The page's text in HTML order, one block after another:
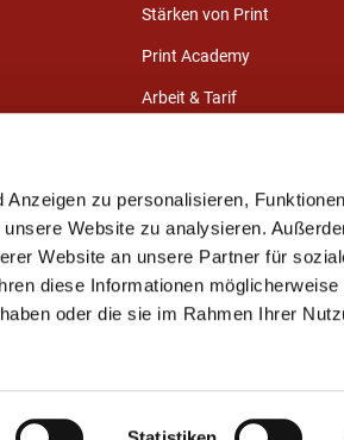
zu personalisieren,
Website zu analysieren.
Website an unsere Partner für
diese Informationen
oder die sie im Rahmen Ihrer
Stärken von Print
Print Academy
Arbeit & Tarif
Mitgliederinformationen
NUTZEN
Branchenportal
Impressum Datenschutz